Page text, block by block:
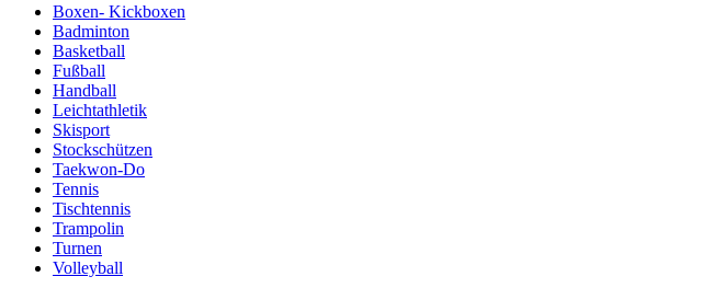
Boxen- Kickboxen
Badminton
Basketball
Fußball
Handball
Leichtathletik
Skisport
Stockschützen
Taekwon-Do
Tennis
Tischtennis
Trampolin
Turnen
Volleyball